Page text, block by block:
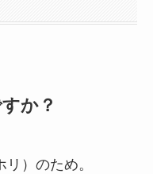
か？
）のため。